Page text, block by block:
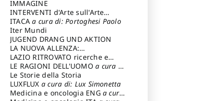
interpretazione
IMMAGINE
INTERVENTI d'Arte sull'Arte
dedicata alla cultura della
conservazione d’arte
Fondazione Paola Droghetti onlus
ITACAa cura di: Portoghesi Paolo
Iter Mundi
JUGEND DRANG UND AKTION
LA NUOVA ALLENZA:
ARCHITETTURA & AMBIENTE
LAZIO RITROVATO ricerche e
restauri
LE RAGIONI DELL'UOMOa cura di:
Lombardi Satriani Luigi
Le Storie della Storia
LUXFLUX a cura di: Lux Simonetta
Medicina e oncologia ENG a cura